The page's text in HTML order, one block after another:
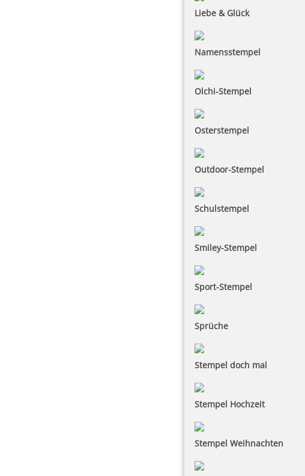
Liebe & Glück
Namensstempel
Olchi-Stempel
Osterstempel
Outdoor-Stempel
Schulstempel
Smiley-Stempel
Sport-Stempel
Sprüche
Stempel doch mal
Stempel Hochzeit
Stempel Weihnachten